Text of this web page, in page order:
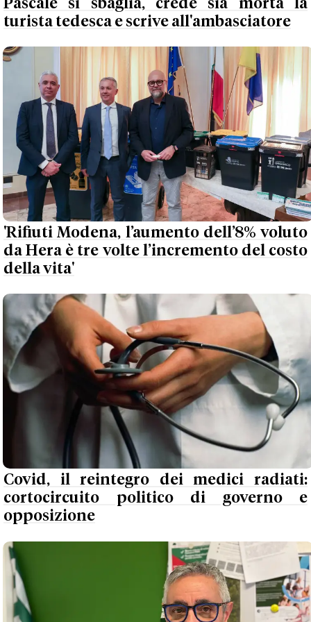
Pascale si sbaglia, crede sia morta la
turista tedesca e scrive all'ambasciatore
'Rifiuti Modena, l’aumento dell’8% voluto
da Hera è tre volte l’incremento del costo
della vita'
Covid, il reintegro dei medici radiati:
cortocircuito politico di governo e
opposizione